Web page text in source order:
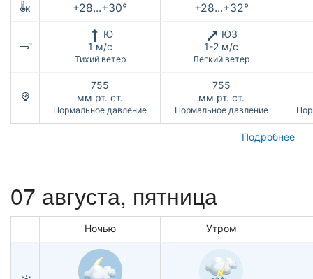
к +28...+30° +28...+32°
Ю
1 м/с
Тихий ветер
ЮЗ
1-2 м/с
Легкий ветер
755
мм рт. ст.
Нормальное давление
755
мм рт. ст.
Нормальное давление
Подробнее
07 августа, пятница
Ночью Утром